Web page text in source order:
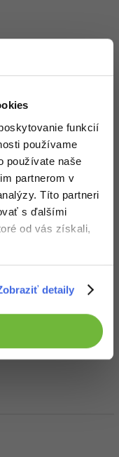
funkcií
používame
používate naše
partnerom v
Títo partneri
s ďalšími
od vás získali,
detaily
jej
sa odpovedať
to bude
budúcnosti.
Zobraziť všetko (1)